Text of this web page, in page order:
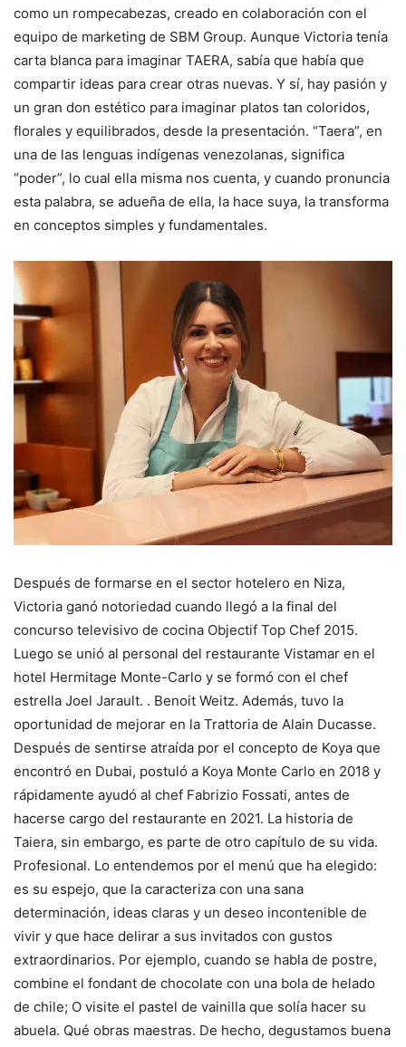
como un rompecabezas, creado en colaboración con el
equipo de marketing de SBM Group. Aunque Victoria tenía
carta blanca para imaginar TAERA, sabía que había que
compartir ideas para crear otras nuevas. Y sí, hay pasión y
un gran don estético para imaginar platos tan coloridos,
florales y equilibrados, desde la presentación. “Taera”, en
una de las lenguas indígenas venezolanas, significa
“poder”, lo cual ella misma nos cuenta, y cuando pronuncia
esta palabra, se adueña de ella, la hace suya, la transforma
en conceptos simples y fundamentales.
Después de formarse en el sector hotelero en Niza,
Victoria ganó notoriedad cuando llegó a la final del
concurso televisivo de cocina Objectif Top Chef 2015.
Luego se unió al personal del restaurante Vistamar en el
hotel Hermitage Monte-Carlo y se formó con el chef
estrella Joel Jarault. . Benoit Weitz. Además, tuvo la
oportunidad de mejorar en la Trattoria de Alain Ducasse.
Después de sentirse atraída por el concepto de Koya que
encontró en Dubai, postuló a Koya Monte Carlo en 2018 y
rápidamente ayudó al chef Fabrizio Fossati, antes de
hacerse cargo del restaurante en 2021. La historia de
Taiera, sin embargo, es parte de otro capítulo de su vida.
Profesional. Lo entendemos por el menú que ha elegido:
es su espejo, que la caracteriza con una sana
determinación, ideas claras y un deseo incontenible de
vivir y que hace delirar a sus invitados con gustos
extraordinarios. Por ejemplo, cuando se habla de postre,
combine el fondant de chocolate con una bola de helado
de chile; O visite el pastel de vainilla que solía hacer su
abuela. Qué obras maestras. De hecho, degustamos buena